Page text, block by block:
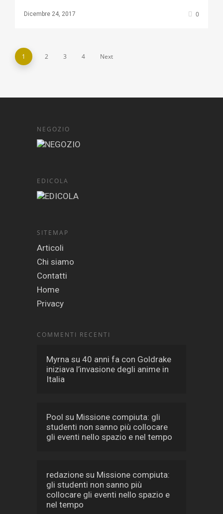
Dicembre 24, 2017 0
1 2 3 4 Next
NEGOZIO
EDICOLA
SITEMAP
Articoli
Chi siamo
Contatti
Home
Privacy
COMMENTI RECENTI
Myrna su 40 anni fa con Goldrake
iniziava l’invasione degli anime in
Italia
Pool su Missione compiuta: gli
studenti non sanno più collocare
gli eventi nello spazio e nel tempo
redazione su Missione compiuta:
gli studenti non sanno più
collocare gli eventi nello spazio e
nel tempo